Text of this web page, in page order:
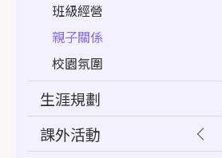
班級經營
親子關係
校園氛圍
生涯規劃
課外活動